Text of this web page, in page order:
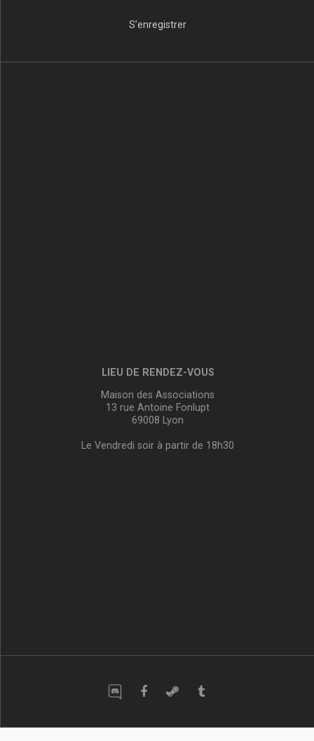
S’enregistrer
LIEU DE RENDEZ-VOUS
Maison des Associations
13 rue Antoine Fonlupt
69008 Lyon
Le Vendredi soir à partir de 18h30